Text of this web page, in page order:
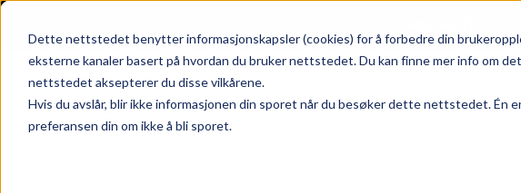
Dette nettstedet benytter informasjonskapsler (cookies) for å forbedre din
eksterne kanaler basert på hvordan du bruker nettstedet. Du kan finne mer info om
nettstedet aksepterer du disse vilkårene.
Hvis du avslår, blir ikke informasjonen din sporet når du besøker dette nettstedet. Én
preferansen din om ikke å bli sporet.
Skip to main content